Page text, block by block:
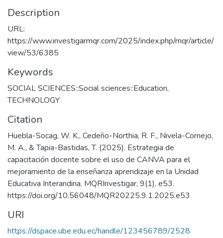
Description
URL:
https://www.investigarmqr.com/2025/index.php/mqr/article/
view/53/6385
Keywords
SOCIAL SCIENCES::Social sciences::Education,
TECHNOLOGY
Citation
Huebla-Socag, W. K., Cedeño-Northia, R. F., Nivela-Cornejo,
M. A., & Tapia-Bastidas, T. (2025). Estrategia de
capacitación docente sobre el uso de CANVA para el
mejoramiento de la enseñanza aprendizaje en la Unidad
Educativa Interandina. MQRInvestigar, 9(1), e53.
https://doi.org/10.56048/MQR20225.9.1.2025.e53
URI
https://dspace.ube.edu.ec/handle/123456789/2528